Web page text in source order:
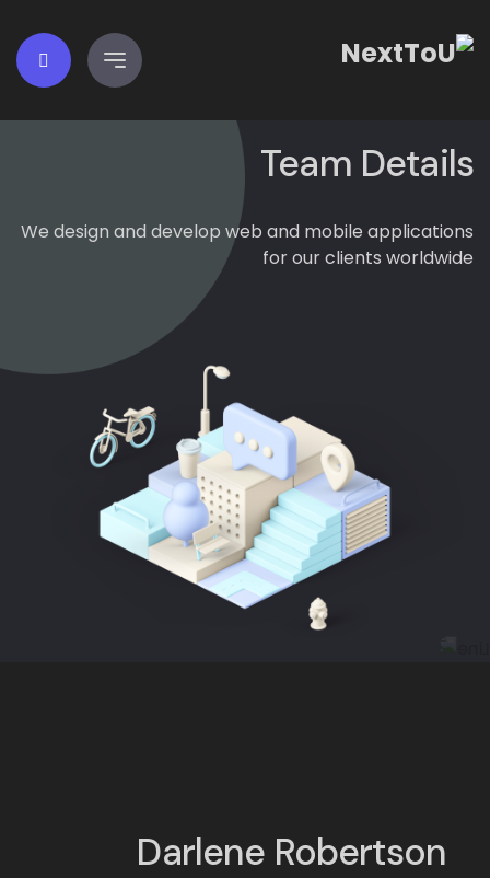
Team Details
We design and develop web and mobile applications
for our clients worldwide
Darlene Robertson